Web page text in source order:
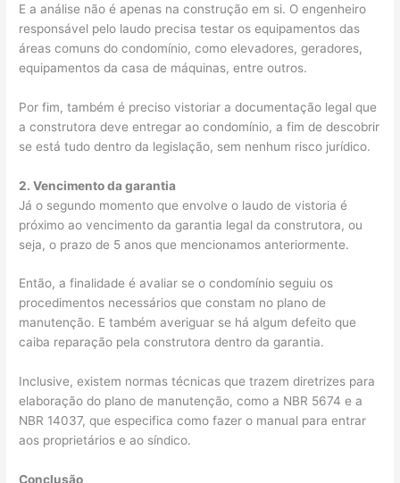
E a análise não é apenas na construção em si. O engenheiro
responsável pelo laudo precisa testar os equipamentos das
áreas comuns do condomínio, como elevadores, geradores,
equipamentos da casa de máquinas, entre outros.
Por fim, também é preciso vistoriar a documentação legal que
a construtora deve entregar ao condomínio, a fim de descobrir
se está tudo dentro da legislação, sem nenhum risco jurídico.
2. Vencimento da garantia
Já o segundo momento que envolve o laudo de vistoria é
próximo ao vencimento da garantia legal da construtora, ou
seja, o prazo de 5 anos que mencionamos anteriormente.
Então, a finalidade é avaliar se o condomínio seguiu os
procedimentos necessários que constam no plano de
manutenção. E também averiguar se há algum defeito que
caiba reparação pela construtora dentro da garantia.
Inclusive, existem normas técnicas que trazem diretrizes para
elaboração do plano de manutenção, como a NBR 5674 e a
NBR 14037, que especifica como fazer o manual para entrar
aos proprietários e ao síndico.
Conclusão